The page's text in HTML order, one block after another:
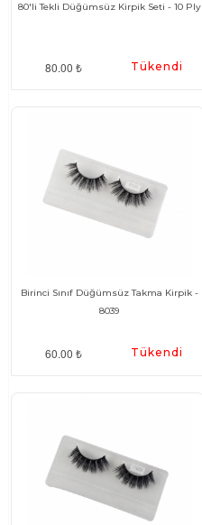
80'li Tekli Düğümsüz Kirpik Seti - 10 Ply
80.00 ₺ Tükendi
Birinci Sınıf Düğümsüz Takma Kirpik -
8039
60.00 ₺ Tükendi